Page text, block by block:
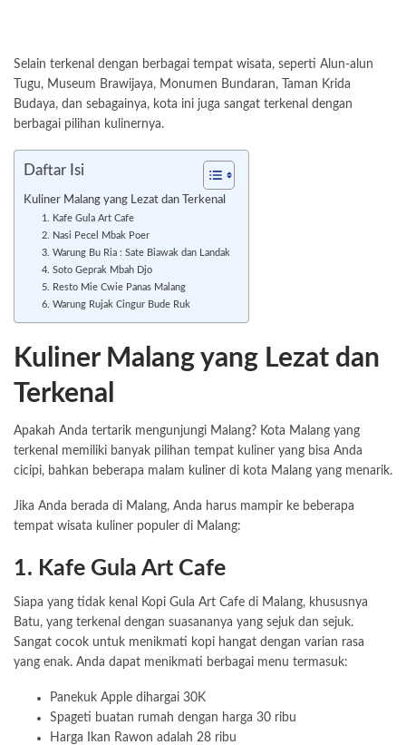
Selain terkenal dengan berbagai tempat wisata, seperti Alun-alun
Tugu, Museum Brawijaya, Monumen Bundaran, Taman Krida
Budaya, dan sebagainya, kota ini juga sangat terkenal dengan
berbagai pilihan kulinernya.
Daftar Isi
Kuliner Malang yang Lezat dan Terkenal
1. Kafe Gula Art Cafe
2. Nasi Pecel Mbak Poer
3. Warung Bu Ria : Sate Biawak dan Landak
4. Soto Geprak Mbah Djo
5. Resto Mie Cwie Panas Malang
6. Warung Rujak Cingur Bude Ruk
Kuliner Malang yang Lezat dan
Terkenal
Apakah Anda tertarik mengunjungi Malang? Kota Malang yang
terkenal memiliki banyak pilihan tempat kuliner yang bisa Anda
cicipi, bahkan beberapa malam kuliner di kota Malang yang menarik.
Jika Anda berada di Malang, Anda harus mampir ke beberapa
tempat wisata kuliner populer di Malang:
1. Kafe Gula Art Cafe
Siapa yang tidak kenal Kopi Gula Art Cafe di Malang, khususnya
Batu, yang terkenal dengan suasananya yang sejuk dan sejuk.
Sangat cocok untuk menikmati kopi hangat dengan varian rasa
yang enak. Anda dapat menikmati berbagai menu termasuk:
Panekuk Apple dihargai 30K
Spageti buatan rumah dengan harga 30 ribu
Harga Ikan Rawon adalah 28 ribu